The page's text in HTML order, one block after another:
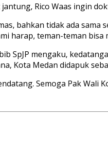
Rico Waas ingin
bahkan tidak ada
harap, teman-teman bisa
SpJP mengaku,
Kota Medan didapuk
Semoga Pak Wali